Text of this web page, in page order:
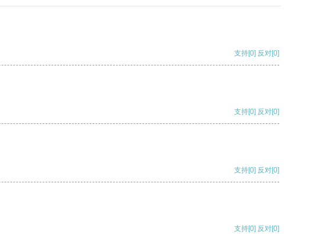
支持[0] 反对[0]
支持[0] 反对[0]
支持[0] 反对[0]
支持[0] 反对[0]